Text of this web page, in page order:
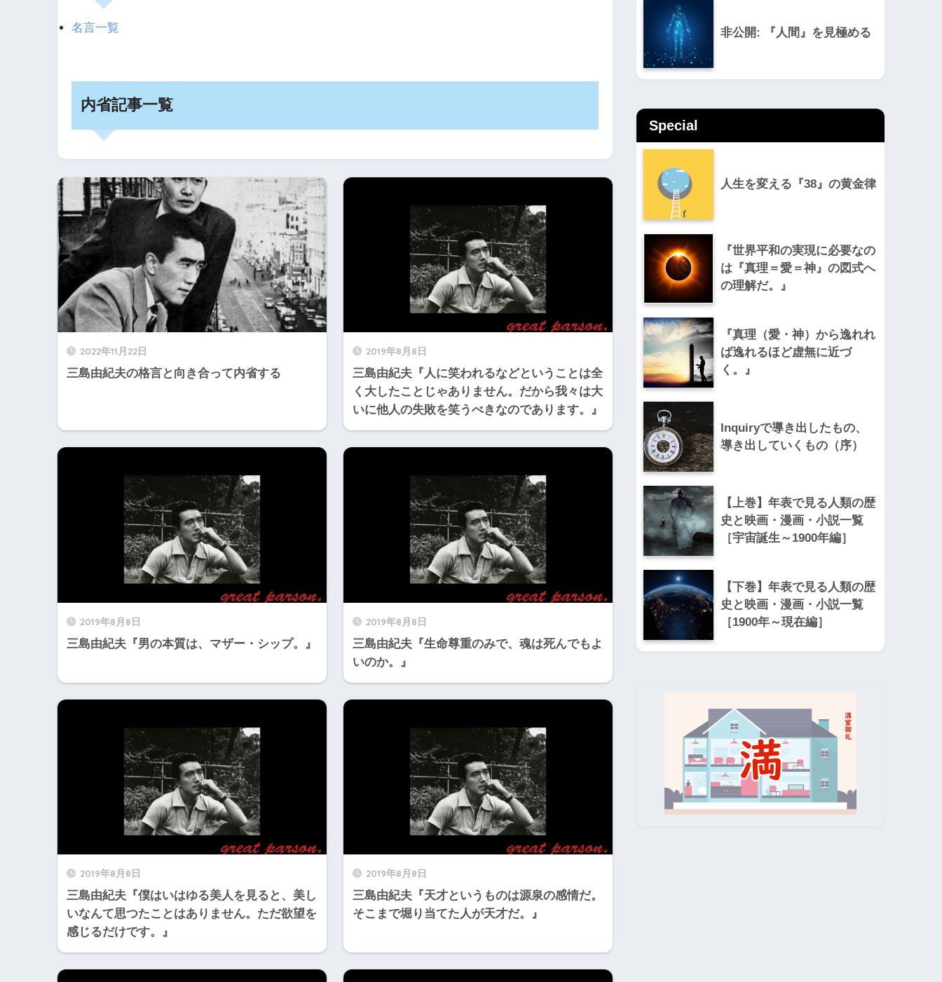
名言一覧
内省記事一覧
2022年11月22日
三島由紀夫の格言と向き合って内省する
2019年8月8日
三島由紀夫『人に笑われるなどということは全
く大したことじゃありません。だから我々は大
いに他人の失敗を笑うべきなのであります。』
2019年8月8日
三島由紀夫『男の本質は、マザー・シップ。』
2019年8月8日
三島由紀夫『生命尊重のみで、魂は死んでもよ
いのか。』
2019年8月8日
三島由紀夫『僕はいはゆる美人を見ると、美し
いなんて思つたことはありません。ただ欲望を
感じるだけです。』
2019年8月8日
三島由紀夫『天才というものは源泉の感情だ。
そこまで堀り当てた人が天才だ。』
非公開: 『人間』を見極める
Special
人生を変える『38』の黄金律
『世界平和の実現に必要なの
は『真理＝愛＝神』の図式へ
の理解だ。』
『真理（愛・神）から逸れれ
ば逸れるほど虚無に近づ
く。』
Inquiryで導き出したもの、
導き出していくもの（序）
【上巻】年表で見る人類の歴
史と映画・漫画・小説一覧
［宇宙誕生～1900年編］
【下巻】年表で見る人類の歴
史と映画・漫画・小説一覧
［1900年～現在編］